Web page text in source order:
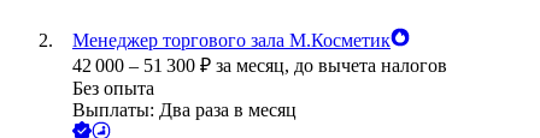
Менеджер торгового зала М.Косметик
42 000 – 51 300 ₽ за месяц, до вычета налогов
Без опыта
Выплаты: Два раза в месяц